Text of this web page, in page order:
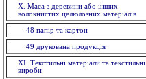
X. Маса з деревини або інших
волокнистих целюлозних матеріалів
48 папiр та картон
49 друкована продукція
ХI. Текстильні матеріали та текстильні
вироби